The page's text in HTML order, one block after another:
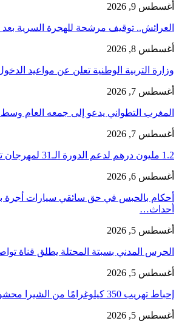
أغسطس 9, 2026
العرائش.. توقيف مرشحة للهجرة السرية
أغسطس 8, 2026
وزارة التربية الوطنية تعلن عن مواعيد
أغسطس 7, 2026
المغرب التطواني يدعو إلى جمعه العام
أغسطس 7, 2026
1.2 مليون درهم لدعم الدورة الـ31 لمهرجان تطوان لسينما البحر…
أغسطس 6, 2026
أحكام بالحبس في حق سائقي سيارات أجرة
أحداث…
أغسطس 5, 2026
الحرس المدني بسبتة المحتلة يطلق قناة
أغسطس 5, 2026
إحباط تهريب 350 كيلوغرامًا من الشيرا محشوة داخل قوالب…
أغسطس 5, 2026